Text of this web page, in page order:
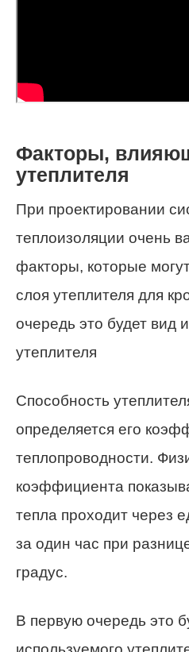
Факторы,
утеплителя
При проектировании
теплоизоляции очень
факторы, которые
слоя утеплителя для
очередь это будет вид
утеплителя
Способность
определяется его
теплопроводности.
коэффициента
тепла проходит через
за один час при
градус.
В первую очередь это